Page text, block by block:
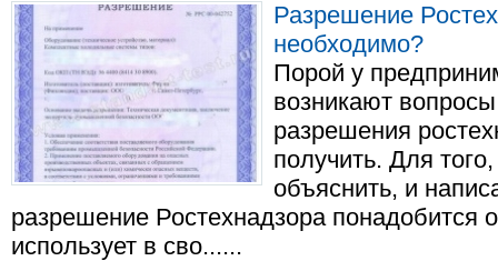
Разрешение
необходимо?
Порой у
возникают
разрешения
получить. Для
объяснить, и
разрешение Ростехнадзора понадобится
использует в сво......